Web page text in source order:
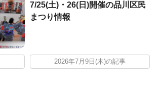
7/25(土)・26(日)開催の品川区民
まつり情報
2026年7月9日(木)の記事